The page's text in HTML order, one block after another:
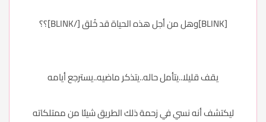
[BLINK]وهل من أجل هذه الحياة قد خُلق [/BLINK]؟؟
يقف قليلا..يتأمل حاله..يتذكر ماضيه..يسترجع أيامه
ليكتشف أنه نسي في زحمة ذلك الطريق شيئا من ممتلكاته